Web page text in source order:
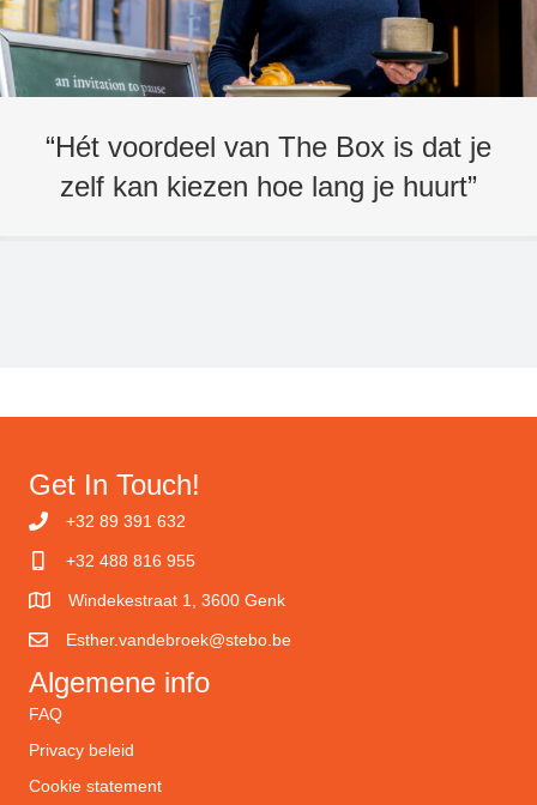
“Hét voordeel van The Box is dat je
zelf kan kiezen hoe lang je huurt”
Get In Touch!
+32 89 391 632
+32 488 816 955
Windekestraat 1, 3600 Genk
Esther.vandebroek@stebo.be
Algemene info
FAQ
Privacy beleid
Cookie statement